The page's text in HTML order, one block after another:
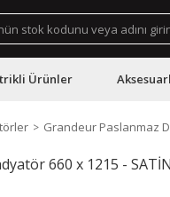
Ürünler
Grandeur Paslanmaz